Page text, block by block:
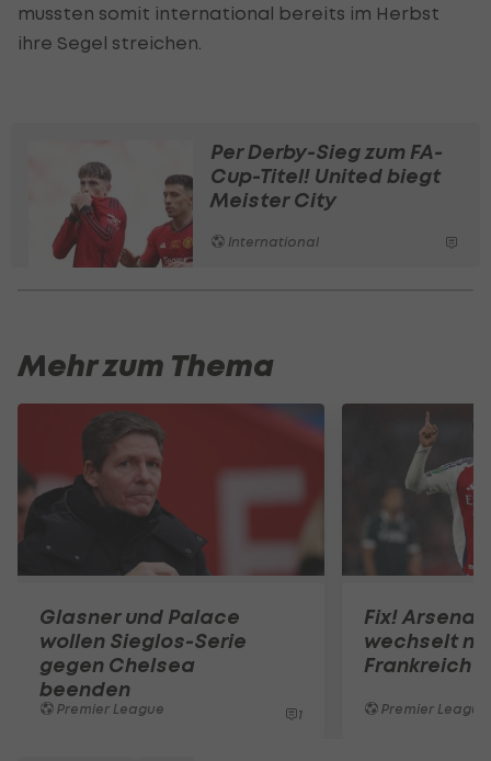
mussten somit international bereits im Herbst
ihre Segel streichen.
Per Derby-Sieg zum FA-
Cup-Titel! United biegt
Meister City
International
Mehr zum Thema
Glasner und Palace
wollen Sieglos-Serie
gegen Chelsea
beenden
Premier League 1
Fix!
wechselt
Frankreich
Premier League